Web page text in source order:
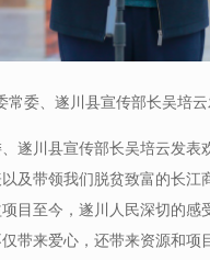
常委、遂川县宣传部长吴培
遂川县宣传部长吴培云发表
及带领我们脱贫致富的长江
目至今，遂川人民深切的感
带来爱心，还带来资源和项